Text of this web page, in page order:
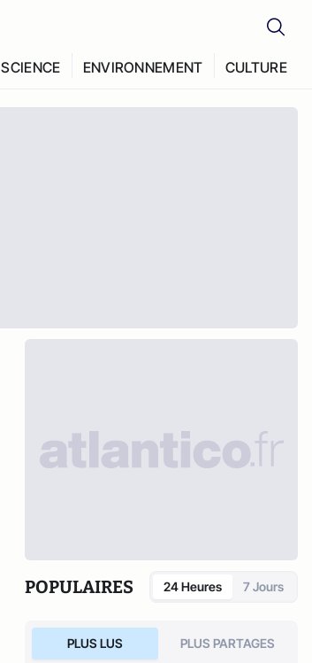
SCIENCE ENVIRONNEMENT CULTURE
POPULAIRES 24 Heures 7 Jours
PLUS LUS PLUS PARTAGES